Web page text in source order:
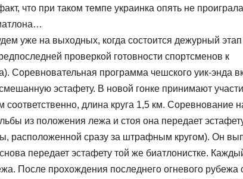
что при таком темпе украинка опять не
уже на выходных, когда состоится дежурный этап
проверкой готовности спортсменов к
Соревновательная программа чешского уик-энда
эстафету. В новой гонке принимают
длина круга 1,5 км. Соревнование
из положения лежа и стоя она передает
расположенной сразу за штрафным кругом). Он
передает эстафету той же биатлонистке.
После прохождения последнего огневого рубежа